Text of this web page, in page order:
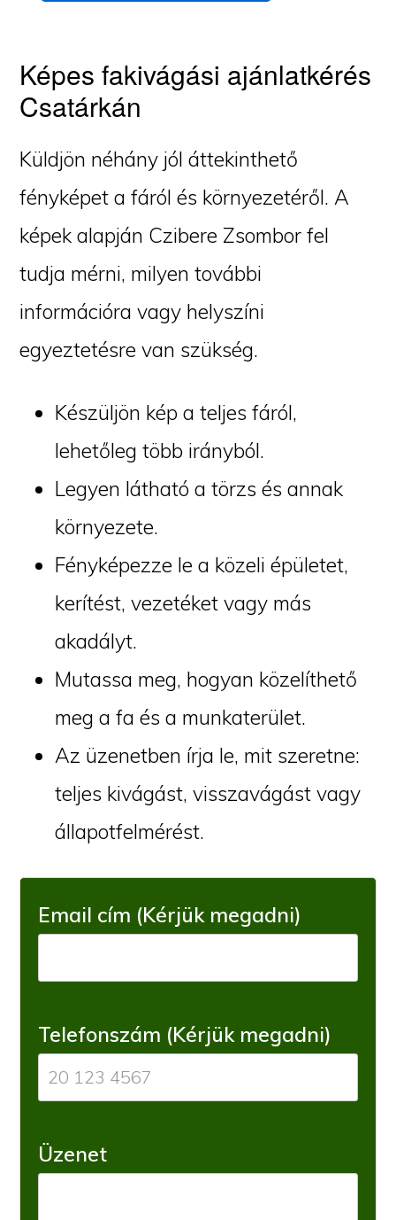
Képes fakivágási ajánlatkérés
Csatárkán
Küldjön néhány jól áttekinthető
fényképet a fáról és környezetéről. A
képek alapján Czibere Zsombor fel
tudja mérni, milyen további
információra vagy helyszíni
egyeztetésre van szükség.
Készüljön kép a teljes fáról,
lehetőleg több irányból.
Legyen látható a törzs és annak
környezete.
Fényképezze le a közeli épületet,
kerítést, vezetéket vagy más
akadályt.
Mutassa meg, hogyan közelíthető
meg a fa és a munkaterület.
Az üzenetben írja le, mit szeretne:
teljes kivágást, visszavágást vagy
állapotfelmérést.
Email cím (Kérjük megadni)
Telefonszám (Kérjük megadni)
Üzenet